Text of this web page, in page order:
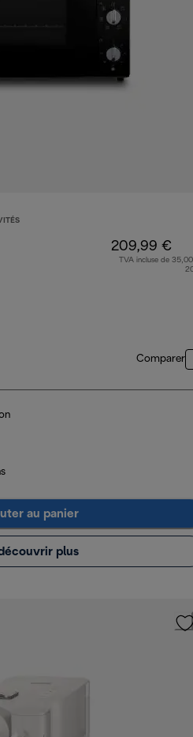
209,99 €
TVA incluse de
Comparer
au panier
plus